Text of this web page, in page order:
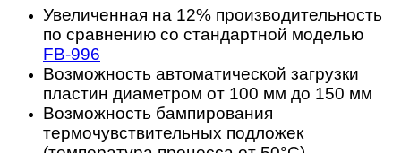
Увеличенная на 12% производительность
по сравнению со стандартной моделью
FB-996
Возможность автоматической загрузки
пластин диаметром от 100 мм до 150 мм
Возможность бампирования
термочувствительных подложек